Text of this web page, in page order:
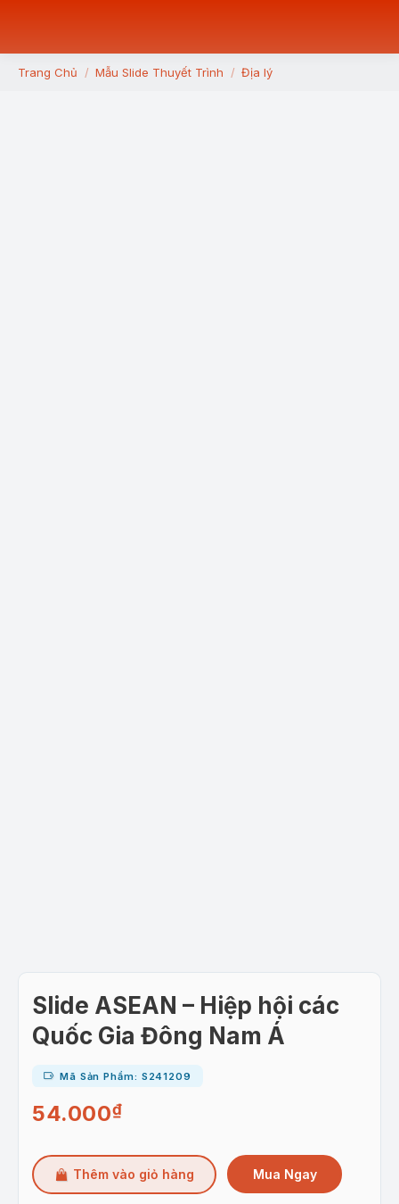
You are here:
Trang Chủ Mẫu Slide Thuyết Trình Địa lý
Slide ASEAN – Hiệp hội các
Quốc Gia Đông Nam Á
Mã Sản Phẩm: S241209
54.000₫
Thêm vào giỏ hàng Mua Ngay